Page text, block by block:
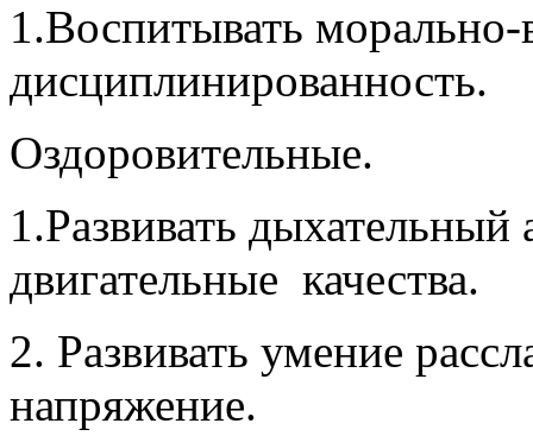
1.Воспитывать морально-
дисциплинированность.
Оздоровительные.
1.Развивать
двигательные качества.
2. Развивать умение
напряжение.